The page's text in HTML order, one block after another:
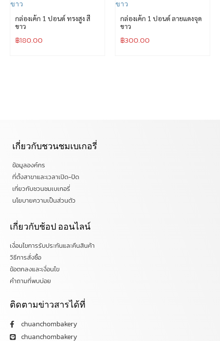
กล่องเค้ก 1 ปอนด์ ทรงสูง สี
ขาว
฿180.00
กล่องเค้ก 1 ปอนด์ ลายแดงจุด
ขาว
฿300.00
เกี่ยวกับชวนชมเบเกอรี่
ข้อมูลองค์กร
ที่ตั้งสาขาและเวลาเปิด-ปิด
เกี่ยวกับชวนชมเบเกอรี่
นโยบายความเป็นส่วนตัว
เกี่ยวกับช้อป ออนไลน์
เงื่อนไขการรับประกันและคืนสินค้า
วิธีการสั่งซื้อ
ข้อตกลงและเงื่อนไข
คำถามที่พบบ่อย
ติดตามข่าวสารได้ที่
chuanchombakery
chuanchombakery